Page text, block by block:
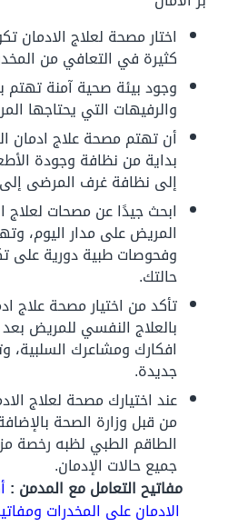
اختار مصحة لعلاج
كثيرة في التعافي من
وجود بيئة صحية آمنة تهتم
والرفيهات التي يحتاجها
أن تهتم مصحة علاج ادمان
بداية من نظافة وجودة
إلى نظافة غرف المرضى إلى
ابحث جيدًا عن مصحات لعلاج
المريض على مدار اليوم،
وفحوصات طبية دورية على
حالتك.
تأكد من اختيار مصحة علاج
بالعلاج النفسي للمريض
افكارك ومشاعرك السلبية،
جديدة.
عند اختيارك مصحة لعلاج
من قبل وزارة الصحة
الطاقم الطبي لظبه رخصة
جميع حالات الإدمان.
مفاتيح التعامل مع المدمن :
الادمان على المخدرات